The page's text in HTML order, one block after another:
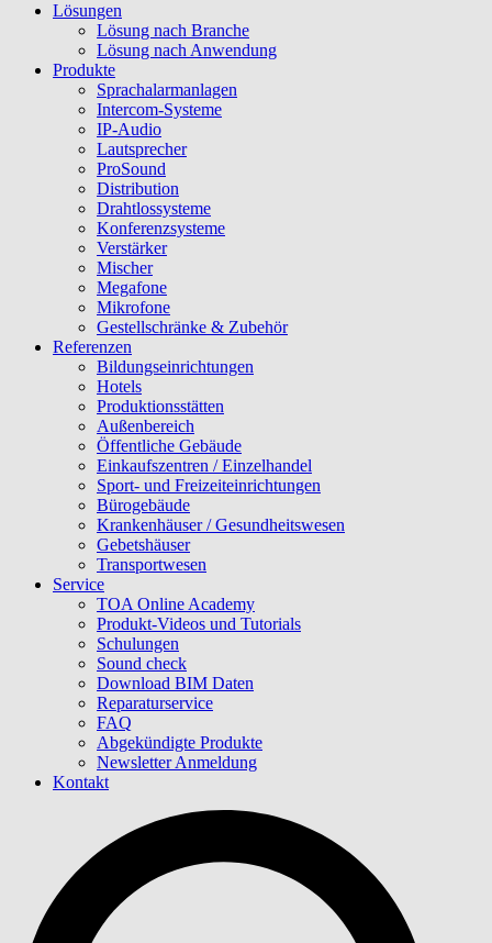
Lösungen
Lösung nach Branche
Lösung nach Anwendung
Produkte
Sprachalarmanlagen
Intercom-Systeme
IP-Audio
Lautsprecher
ProSound
Distribution
Drahtlossysteme
Konferenzsysteme
Verstärker
Mischer
Megafone
Mikrofone
Gestellschränke & Zubehör
Referenzen
Bildungseinrichtungen
Hotels
Produktionsstätten
Außenbereich
Öffentliche Gebäude
Einkaufszentren / Einzelhandel
Sport- und Freizeiteinrichtungen
Bürogebäude
Krankenhäuser / Gesundheitswesen
Gebetshäuser
Transportwesen
Service
TOA Online Academy
Produkt-Videos und Tutorials
Schulungen
Sound check
Download BIM Daten
Reparaturservice
FAQ
Abgekündigte Produkte
Newsletter Anmeldung
Kontakt